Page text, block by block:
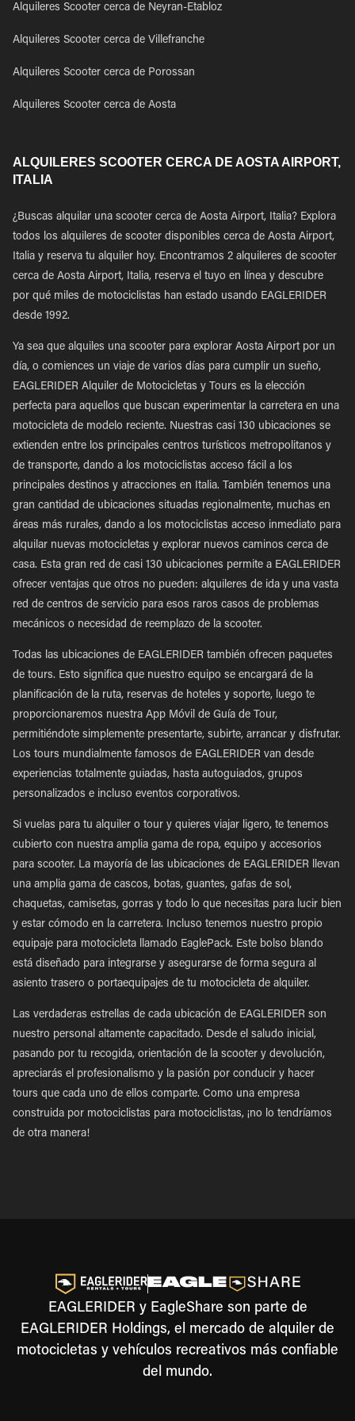
Alquileres Scooter cerca de Neyran-Etabloz
Alquileres Scooter cerca de Villefranche
Alquileres Scooter cerca de Porossan
Alquileres Scooter cerca de Aosta
ALQUILERES SCOOTER CERCA DE AOSTA AIRPORT,
ITALIA
¿Buscas alquilar una scooter cerca de Aosta Airport, Italia? Explora
todos los alquileres de scooter disponibles cerca de Aosta Airport,
Italia y reserva tu alquiler hoy. Encontramos 2 alquileres de scooter
cerca de Aosta Airport, Italia, reserva el tuyo en línea y descubre
por qué miles de motociclistas han estado usando EAGLERIDER
desde 1992.
Ya sea que alquiles una scooter para explorar Aosta Airport por un
día, o comiences un viaje de varios días para cumplir un sueño,
EAGLERIDER Alquiler de Motocicletas y Tours es la elección
perfecta para aquellos que buscan experimentar la carretera en una
motocicleta de modelo reciente. Nuestras casi 130 ubicaciones se
extienden entre los principales centros turísticos metropolitanos y
de transporte, dando a los motociclistas acceso fácil a los
principales destinos y atracciones en Italia. También tenemos una
gran cantidad de ubicaciones situadas regionalmente, muchas en
áreas más rurales, dando a los motociclistas acceso inmediato para
alquilar nuevas motocicletas y explorar nuevos caminos cerca de
casa. Esta gran red de casi 130 ubicaciones permite a EAGLERIDER
ofrecer ventajas que otros no pueden: alquileres de ida y una vasta
red de centros de servicio para esos raros casos de problemas
mecánicos o necesidad de reemplazo de la scooter.
Todas las ubicaciones de EAGLERIDER también ofrecen paquetes
de tours. Esto significa que nuestro equipo se encargará de la
planificación de la ruta, reservas de hoteles y soporte, luego te
proporcionaremos nuestra App Móvil de Guía de Tour,
permitiéndote simplemente presentarte, subirte, arrancar y disfrutar.
Los tours mundialmente famosos de EAGLERIDER van desde
experiencias totalmente guiadas, hasta autoguiados, grupos
personalizados e incluso eventos corporativos.
Si vuelas para tu alquiler o tour y quieres viajar ligero, te tenemos
cubierto con nuestra amplia gama de ropa, equipo y accesorios
para scooter. La mayoría de las ubicaciones de EAGLERIDER llevan
una amplia gama de cascos, botas, guantes, gafas de sol,
chaquetas, camisetas, gorras y todo lo que necesitas para lucir bien
y estar cómodo en la carretera. Incluso tenemos nuestro propio
equipaje para motocicleta llamado EaglePack. Este bolso blando
está diseñado para integrarse y asegurarse de forma segura al
asiento trasero o portaequipajes de tu motocicleta de alquiler.
Las verdaderas estrellas de cada ubicación de EAGLERIDER son
nuestro personal altamente capacitado. Desde el saludo inicial,
pasando por tu recogida, orientación de la scooter y devolución,
apreciarás el profesionalismo y la pasión por conducir y hacer
tours que cada uno de ellos comparte. Como una empresa
construida por motociclistas para motociclistas, ¡no lo tendríamos
de otra manera!
EAGLERIDER y EagleShare son parte de
EAGLERIDER Holdings, el mercado de alquiler de
motocicletas y vehículos recreativos más confiable
del mundo.